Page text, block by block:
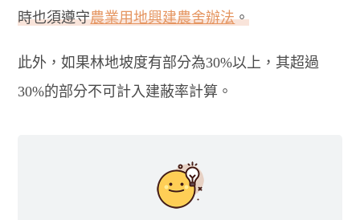
時也須遵守農業用地興建農舍辦法。
此外，如果林地坡度有部分為30%以上，其超過
30%的部分不可計入建蔽率計算。